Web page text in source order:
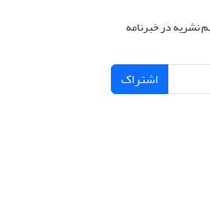
نشریه در خبرنامه
اشتراک